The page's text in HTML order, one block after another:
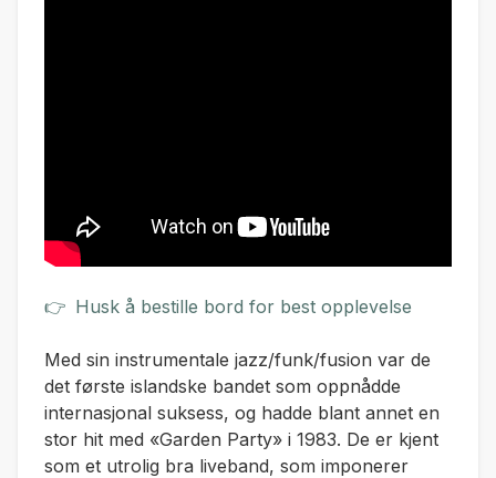
👉 Husk å bestille bord for best opplevelse
Med sin instrumentale jazz/funk/fusion var de
det første islandske bandet som oppnådde
internasjonal suksess, og hadde blant annet en
stor hit med «Garden Party» i 1983. De er kjent
som et utrolig bra liveband, som imponerer